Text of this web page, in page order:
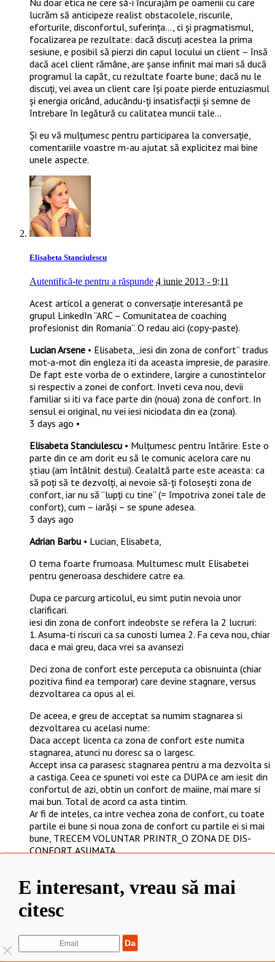
lucrăm să anticipeze realist obstacolele, riscurile,
eforturile, disconfortul, suferința…, ci și pragmatismul,
focalizarea pe rezultate: dacă discuți acestea la prima
sesiune, e posibil să pierzi din capul locului un client – însă
dacă acel client rămâne, are șanse infinit mai mari să ducă
programul la capăt, cu rezultate foarte bune; dacă nu le
discuți, vei avea un client care își poate pierde entuziasmul
și energia oricând, aducându-ți insatisfacții și semne de
întrebare în legătură cu calitatea muncii tale…
Și eu vă mulțumesc pentru participarea la conversație,
comentariile voastre m-au ajutat să explicitez mai bine
unele aspecte.
Elisabeta Stanciulescu
Autentifică-te pentru a răspunde 4 iunie 2013 - 9:11
Acest articol a generat o conversație interesantă pe
grupul LinkedIn ”ARC – Comunitatea de coaching
profesionist din Romania”. O redau aici (copy-paste).
Lucian Arsene • Elisabeta, „iesi din zona de confort” tradus
mot-a-mot din engleza iti da aceasta impresie, de parasire.
De fapt este vorba de o extindere, largire a cunostintelor
si respectiv a zonei de confort. Inveti ceva nou, devii
familiar si iti va face parte din (noua) zona de confort. In
sensul ei original, nu vei iesi niciodata din ea (zona).
3 days ago •
Elisabeta Stanciulescu • Mulțumesc pentru întărire. Este o
parte din ce am dorit eu să le comunic acelora care nu
știau (am întâlnit destui). Cealaltă parte este aceasta: ca
să poți să te dezvolți, ai nevoie să-ți folosești zona de
confort, iar nu să ”lupți cu tine” (= împotriva zonei tale de
confort), cum – iarăși – se spune adesea.
3 days ago
Adrian Barbu • Lucian, Elisabeta,
O tema foarte frumoasa. Multumesc mult Elisabetei
pentru generoasa deschidere catre ea.
Dupa ce parcurg articolul, eu simt putin nevoia unor
clarificari.
iesi din zona de confort indeobste se refera la 2 lucruri:
1. Asuma-ti riscuri ca sa cunosti lumea 2. Fa ceva nou, chiar
daca e mai greu, daca vrei sa avansezi
Deci zona de confort este perceputa ca obisnuinta (chiar
pozitiva fiind ea temporar) care devine stagnare, versus
dezvoltarea ca opus al ei.
De aceea, e greu de acceptat sa numim stagnarea si
dezvoltarea cu acelasi nume:
Daca accept licenta ca zona de confort este numita
stagnarea, atunci nu doresc sa o largesc.
Accept insa ca parasesc stagnarea pentru a ma dezvolta si
a castiga. Ceea ce spuneti voi este ca DUPA ce am iesit din
confortul de azi, obtin un confort de maiine, mai mare si
mai bun. Total de acord ca asta tintim.
Ar fi de inteles, ca intre vechea zona de confort, cu toate
partile ei bune si noua zona de confort cu partile ei si mai
bune, TRECEM VOLUNTAR PRINTR_O ZONA DE DIS-
CONFORT, ASUMATA.
„ne extindem zona de confort” fara durere asumata.
Mai ales, ca foarte frumos, Elena, ai vorbit despre cum s-a
schimbat mediul social si al muncii azi fata de ieri, mi-a
Dar pot sa-mi re-convertesc modul de a aborda cariera
fara sa-mi schimb (in mod dureros, ne-confortabil cel
E interesant, vreau să mai
citesc